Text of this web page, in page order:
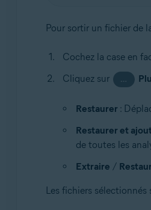
Pour sortir un fichier de
Cochez la case en
Cliquez sur
…
Restaurer :
Restaurer et
de toutes les
Extraire /
Les fichiers sélectionnés